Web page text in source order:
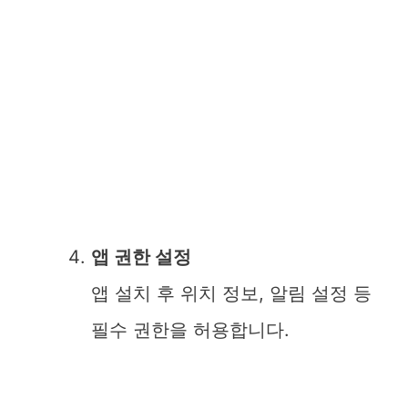
앱 권한 설정
앱 설치 후 위치 정보, 알림 설정 등
필수 권한을 허용합니다.